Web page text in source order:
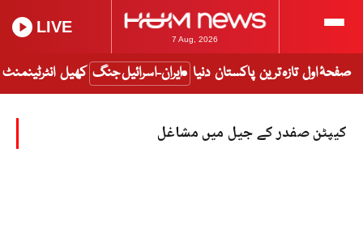
7 Aug, 2026
LIVE
صفحۂ اول تازہ ترین پاکستان دنیا ایران-اسرائیل جنگ کھیل انٹرٹینمنٹ
کیپٹن صفدر کے جیل میں مشاغل